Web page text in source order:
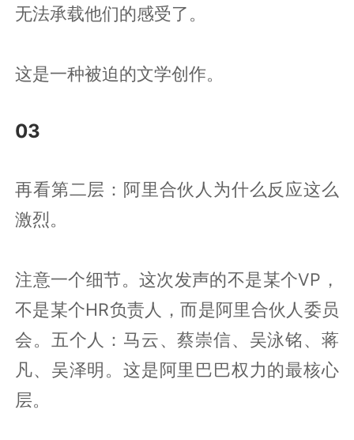
无法承载他们的感受了。
这是一种被迫的文学创作。
03
再看第二层：阿里合伙人为什么反应这么
激烈。
注意一个细节。这次发声的不是某个VP，
不是某个HR负责人，而是阿里合伙人委员
会。五个人：马云、蔡崇信、吴泳铭、蒋
凡、吴泽明。这是阿里巴巴权力的最核心
层。